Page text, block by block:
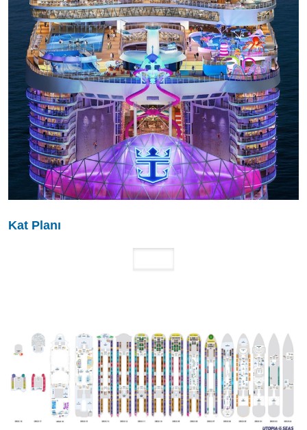
Kat Planı